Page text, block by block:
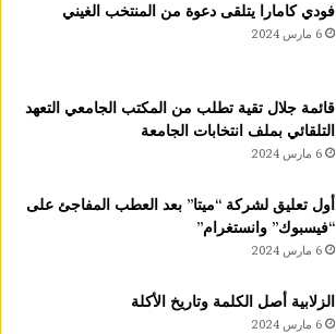
فودي كامارا يتلقى دعوة من المنتخب الغيني
6 مارس 2024
قائمة جلال تقية تطلب من المكتب الجامعي التعهد
التلقائي بملف انتخابات الجامعة
6 مارس 2024
أول تعليق لشركة “ميتا” بعد العطب المفاجئ على
“فيسبوك” وانستغرام”
6 مارس 2024
الزلابية أصل الكلمة وتاريخ الأكلة
6 مارس 2024